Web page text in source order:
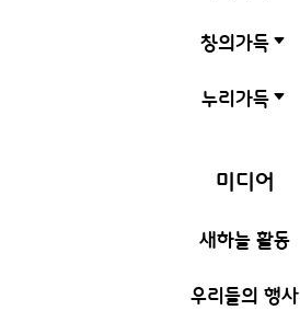
창의가득 C
누리가득C
미디어
새하늘 활동
우리들의 행사